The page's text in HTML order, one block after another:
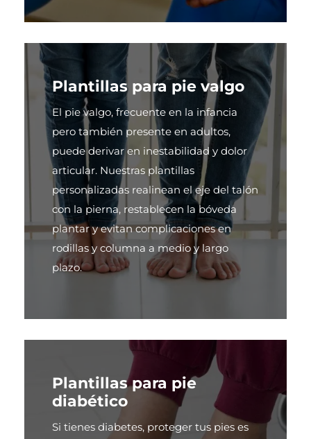
Plantillas para pie valgo
El pie valgo, frecuente en la infancia
pero también presente en adultos,
puede derivar en inestabilidad y dolor
articular. Nuestras plantillas
personalizadas realinean el eje del talón
con la pierna, restablecen la bóveda
plantar y evitan complicaciones en
rodillas y columna a medio y largo
plazo.
Plantillas para pie
diabético
Si tienes diabetes, proteger tus pies es